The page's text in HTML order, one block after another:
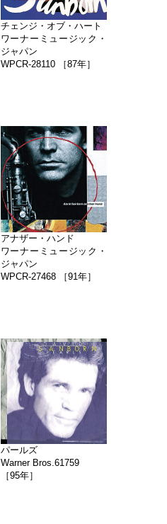
チェンジ・オブ・ハート
ワーナーミュージック・
ジャパン
WPCR-28110 ［87年］
アナザー・ハンド
ワーナーミュージック・
ジャパン
WPCR-27468 ［91年］
パールズ
Warner Bros.61759
［95年］